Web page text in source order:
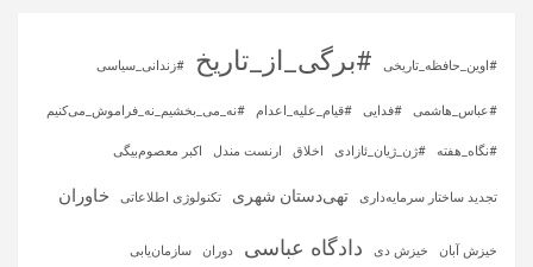
#اوین_حافظه_تاریخی #برگی_از_تاریخ #زندانی_سیاسی
#عباس_هاشمی #فدایی #قیام_علیه_اعدام #نه_می_بخشیم_نه_فراموش_می‌کنیم
#نگاه_هفته #ژن_ژیان_ئازادی اخلاق ارنست مندل اکبر معصوم‌بیگی
تجدید ساختار سرمایه‌داری تهی‌دستان شهری تکنولوژی اطلاعاتی خاوران
خیزش آبان خیزش دی دادگاه عباسی دوران سازمان‌یابی